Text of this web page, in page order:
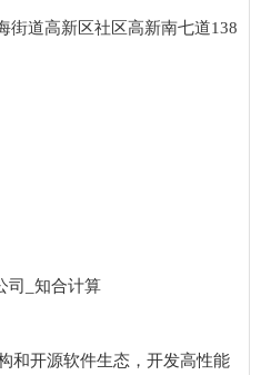
街道高新区社区高新南七道138
司_知合计算
和开源软件生态，开发高性能